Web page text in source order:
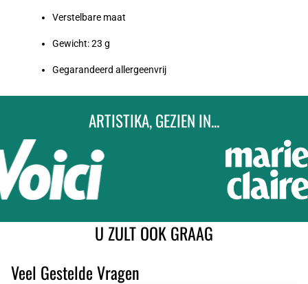
Verstelbare maat
Gewicht: 23 g
Gegarandeerd allergeenvrij
ARTISTIKA, GEZIEN IN...
U ZULT OOK GRAAG
Veel Gestelde Vragen